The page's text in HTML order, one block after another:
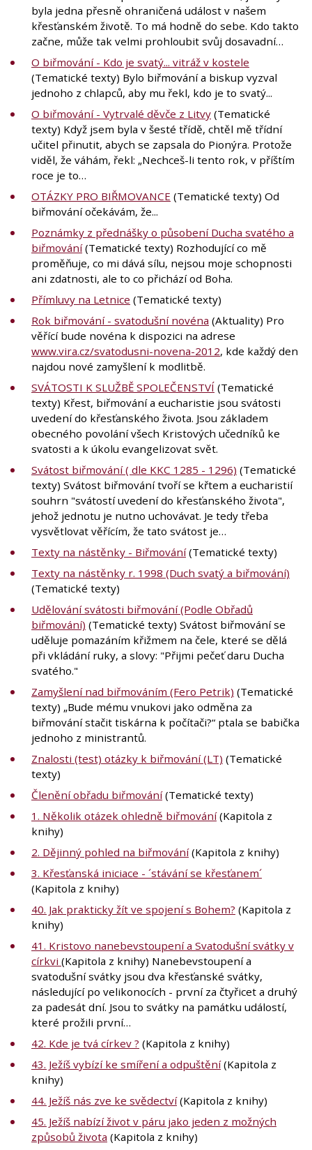
byla jedna přesně ohraničená událost v našem
křesťanském životě. To má hodně do sebe. Kdo takto
začne, může tak velmi prohloubit svůj dosavadní…
O biřmování - Kdo je svatý... vitráž v kostele
(Tematické texty) Bylo biřmování a biskup vyzval
jednoho z chlapců, aby mu řekl, kdo je to svatý...
O biřmování - Vytrvalé děvče z Litvy (Tematické
texty) Když jsem byla v šesté třídě, chtěl mě třídní
učitel přinutit, abych se zapsala do Pionýra. Protože
viděl, že váhám, řekl: „Nechceš-li tento rok, v příštím
roce je to…
OTÁZKY PRO BIŘMOVANCE (Tematické texty) Od
biřmování očekávám, že...
Poznámky z přednášky o působení Ducha svatého a
biřmování(Tematické texty) Rozhodující co mě
proměňuje, co mi dává sílu, nejsou moje schopnosti
ani zdatnosti, ale to co přichází od Boha.
Přímluvy na Letnice (Tematické texty)
Rok biřmování - svatodušní novéna (Aktuality) Pro
věřící bude novéna k dispozici na adrese
www.vira.cz/svatodusni-novena-2012, kde každý den
najdou nové zamyšlení k modlitbě.
SVÁTOSTI K SLUŽBĚ SPOLEČENSTVÍ (Tematické
texty) Křest, biřmování a eucharistie jsou svátosti
uvedení do křesťanského života. Jsou základem
obecného povolání všech Kristových učedníků ke
svatosti a k úkolu evangelizovat svět.
Svátost biřmování ( dle KKC 1285 - 1296) (Tematické
texty) Svátost biřmování tvoří se křtem a eucharistií
souhrn "svátostí uvedení do křesťanského života",
jehož jednotu je nutno uchovávat. Je tedy třeba
vysvětlovat věřícím, že tato svátost je…
Texty na nástěnky - Biřmování(Tematické texty)
Texty na nástěnky r. 1998 (Duch svatý a biřmování)
(Tematické texty)
Udělování svátosti biřmování (Podle Obřadů
biřmování) (Tematické texty) Svátost biřmování se
uděluje pomazáním křižmem na čele, které se dělá
při vkládání ruky, a slovy: "Přijmi pečeť daru Ducha
svatého."
Zamyšlení nad biřmováním (Fero Petrik) (Tematické
texty) „Bude mému vnukovi jako odměna za
biřmování stačit tiskárna k počítači?“ ptala se babička
jednoho z ministrantů.
Znalosti (test) otázky k biřmování (LT) (Tematické
texty)
Členění obřadu biřmování(Tematické texty)
1. Několik otázek ohledně biřmování(Kapitola z
knihy)
2. Dějinný pohled na biřmování(Kapitola z knihy)
3. Křesťanská iniciace - ´stávání se křesťanem´
(Kapitola z knihy)
40. Jak prakticky žít ve spojení s Bohem? (Kapitola z
knihy)
41. Kristovo nanebevstoupení a Svatodušní svátky v
církvi (Kapitola z knihy) Nanebevstoupení a
svatodušní svátky jsou dva křesťanské svátky,
následující po velikonocích - první za čtyřicet a druhý
za padesát dní. Jsou to svátky na památku událostí,
které prožili první…
42. Kde je tvá církev ? (Kapitola z knihy)
43. Ježíš vybízí ke smíření a odpuštění(Kapitola z
knihy)
44. Ježíš nás zve ke svědectví(Kapitola z knihy)
45. Ježíš nabízí život v páru jako jeden z možných
způsobů života (Kapitola z knihy)